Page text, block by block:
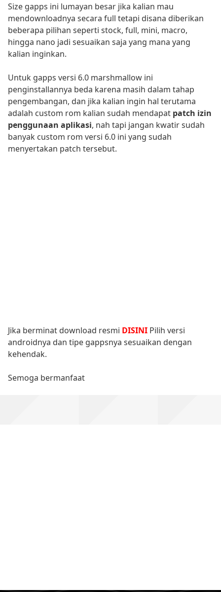
Size gapps ini lumayan besar jika kalian mau
mendownloadnya secara full tetapi disana diberikan
beberapa pilihan seperti stock, full, mini, macro,
hingga nano jadi sesuaikan saja yang mana yang
kalian inginkan.
Untuk gapps versi 6.0 marshmallow ini
penginstallannya beda karena masih dalam tahap
pengembangan, dan jika kalian ingin hal terutama
adalah custom rom kalian sudah mendapat patch izin
penggunaan aplikasi, nah tapi jangan kwatir sudah
banyak custom rom versi 6.0 ini yang sudah
menyertakan patch tersebut.
Jika berminat download resmi DISINI Pilih versi
androidnya dan tipe gappsnya sesuaikan dengan
kehendak.
Semoga bermanfaat